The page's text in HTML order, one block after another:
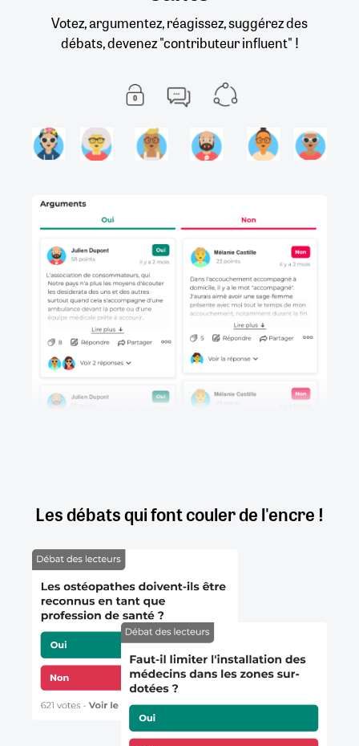
Votez, argumentez, réagissez, suggérez des
débats, devenez "contributeur influent" !
Les débats qui font couler de l'encre !